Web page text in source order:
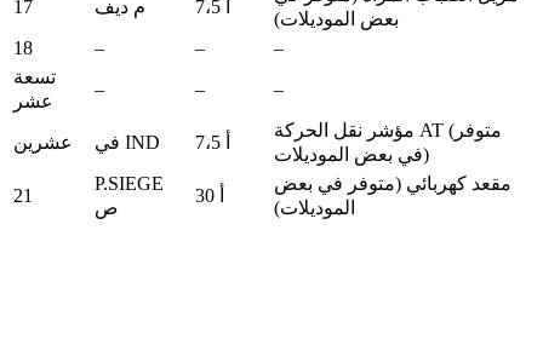
17 م ديف
بعض الموديلات)
18
– –
–
تسعة
عشر
– – –
عشرين في IND
مؤشر نقل الحركة AT (متوفر
في بعض الموديلات)
21
P.SIEGE
ص
مقعد كهربائي (متوفر في بعض
الموديلات)